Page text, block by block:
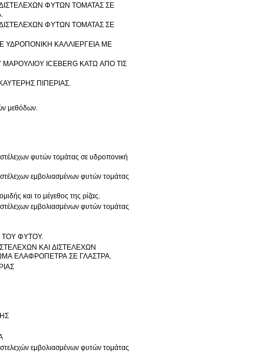
ΦΥΤΩΝ ΤΟΜΑΤΑΣ ΣΕ
ΦΥΤΩΝ ΤΟΜΑΤΑΣ ΣΕ
ΥΔΡΟΠΟΝΙΚΗ ΚΑΛΛΙΕΡΓΕΙΑ ΜΕ
ICEBERG ΚΑΤΩ ΑΠΟ ΤΙΣ
ΠΙΠΕΡΙΑΣ.
μεθόδων.
φυτών τομάτας σε υδροπονική
εμβολιασμένων φυτών τομάτας
και το μέγεθος της ρίζας.
εμβολιασμένων φυτών τομάτας
ΤΟΥ ΦΥΤΟΥ.
ΚΑΙ ΔΙΣΤΕΛΕΧΩΝ
ΕΛΑΦΡΟΠΕΤΡΑ ΣΕ ΓΛΑΣΤΡΑ.
εμβολιασμένων φυτών τομάτας